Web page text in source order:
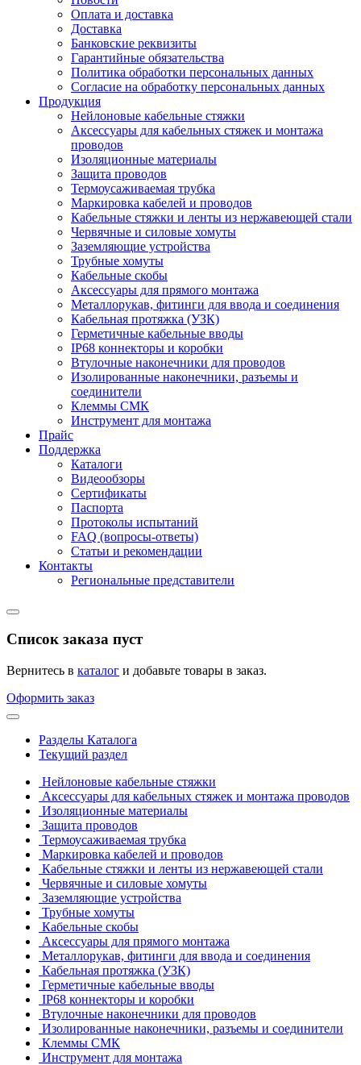
Оплата и доставка
Доставка
Банковские реквизиты
Гарантийные обязательства
Политика обработки персональных данных
Согласие на обработку персональных данных
Продукция
Нейлоновые кабельные стяжки
Аксессуары для кабельных стяжек и монтажа
проводов
Изоляционные материалы
Защита проводов
Термоусаживаемая трубка
Маркировка кабелей и проводов
Кабельные стяжки и ленты из нержавеющей стали
Червячные и силовые хомуты
Заземляющие устройства
Трубные хомуты
Кабельные скобы
Аксессуары для прямого монтажа
Металлорукав, фитинги для ввода и соединения
Кабельная протяжка (УЗК)
Герметичные кабельные вводы
IP68 коннекторы и коробки
Втулочные наконечники для проводов
Изолированные наконечники, разъемы и
соединители
Клеммы СМК
Инструмент для монтажа
Прайс
Поддержка
Каталоги
Видеообзоры
Сертификаты
Паспорта
Протоколы испытаний
FAQ (вопросы-ответы)
Статьи и рекомендации
Контакты
Региональные представители
Список заказа пуст
Вернитесь в каталог и добавьте товары в заказ.
Оформить заказ
Разделы Каталога
Текущий раздел
Нейлоновые кабельные стяжки
Аксессуары для кабельных стяжек и монтажа проводов
Изоляционные материалы
Защита проводов
Термоусаживаемая трубка
Маркировка кабелей и проводов
Кабельные стяжки и ленты из нержавеющей стали
Червячные и силовые хомуты
Заземляющие устройства
Трубные хомуты
Кабельные скобы
Аксессуары для прямого монтажа
Металлорукав, фитинги для ввода и соединения
Кабельная протяжка (УЗК)
Герметичные кабельные вводы
IP68 коннекторы и коробки
Втулочные наконечники для проводов
Изолированные наконечники, разъемы и соединители
Клеммы СМК
Инструмент для монтажа